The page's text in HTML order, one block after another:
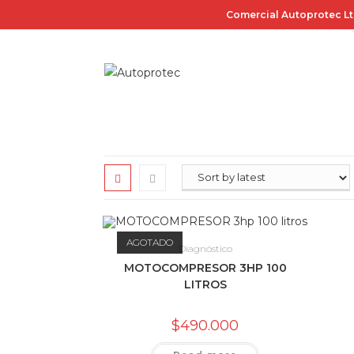
al
Comercial Autoprotec
AGOTADO
Diagnóstico
MOTOCOMPRESOR 3HP 100
LITROS
$490.000